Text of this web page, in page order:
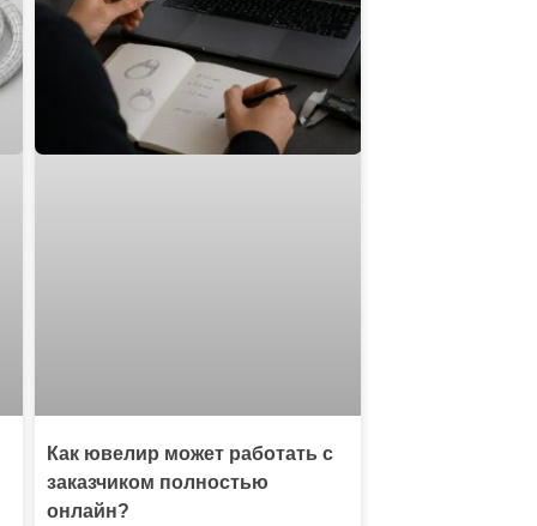
Как ювелир может работать с
заказчиком полностью
онлайн?